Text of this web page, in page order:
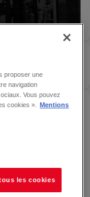
proposer une
navigation
Vous pouvez
cookies ».
Mentions
les cookies